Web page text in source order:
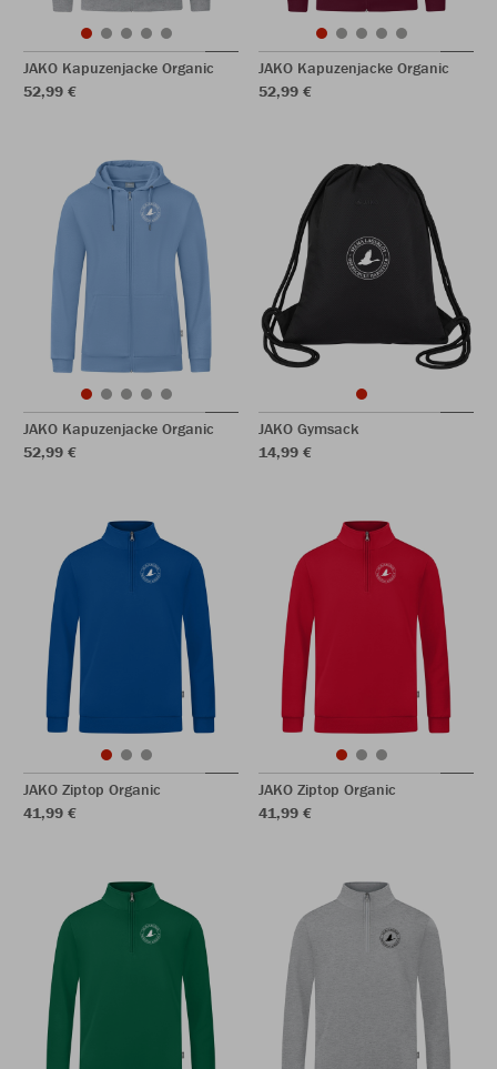
JAKO Kapuzenjacke Organic
52,99 €
JAKO Kapuzenjacke Organic
52,99 €
JAKO Kapuzenjacke Organic
52,99 €
JAKO Gymsack
14,99 €
JAKO Ziptop Organic
41,99 €
JAKO Ziptop Organic
41,99 €